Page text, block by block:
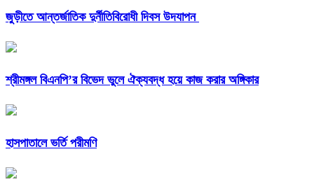
জুড়ীতে আন্তর্জাতিক দুর্নীতিবিরোধী দিবস উদযাপন
শ্রীমঙ্গল বিএনপি’র বিভেদ ভুলে ঐক্যবদ্ধ হয়ে কাজ করার অঙ্গিকার
হাসপাতালে ভর্তি পরীমণি